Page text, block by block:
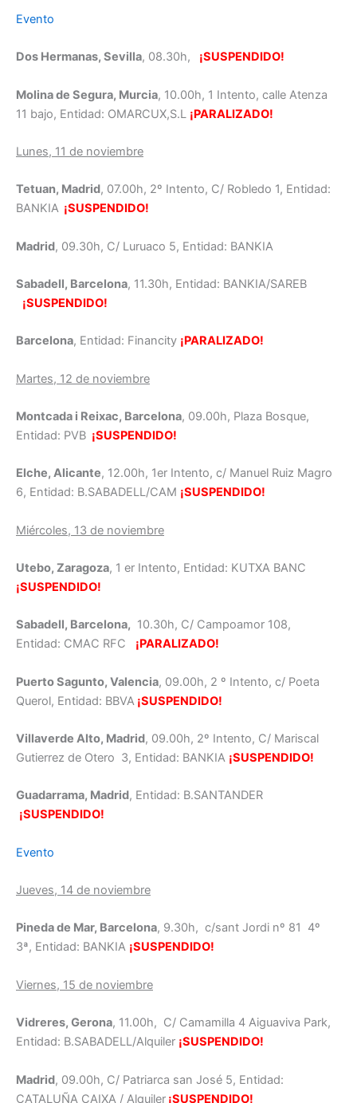
Evento
Dos Hermanas, Sevilla, 08.30h, ¡SUSPENDIDO!
Molina de Segura, Murcia, 10.00h, 1 Intento, calle Atenza
11 bajo, Entidad: OMARCUX,S.L ¡PARALIZADO!
Lunes, 11 de noviembre
Tetuan, Madrid, 07.00h, 2º Intento, C/ Robledo 1, Entidad:
BANKIA ¡SUSPENDIDO!
Madrid, 09.30h, C/ Luruaco 5, Entidad: BANKIA
Sabadell, Barcelona, 11.30h, Entidad: BANKIA/SAREB
¡SUSPENDIDO!
Barcelona, Entidad: Financity ¡PARALIZADO!
Martes, 12 de noviembre
Montcada i Reixac, Barcelona, 09.00h, Plaza Bosque,
Entidad: PVB ¡SUSPENDIDO!
Elche, Alicante, 12.00h, 1er Intento, c/ Manuel Ruiz Magro
6, Entidad: B.SABADELL/CAM ¡SUSPENDIDO!
Miércoles, 13 de noviembre
Utebo, Zaragoza, 1 er Intento, Entidad: KUTXA BANC
¡SUSPENDIDO!
Sabadell, Barcelona, 10.30h, C/ Campoamor 108,
Entidad: CMAC RFC ¡PARALIZADO!
Puerto Sagunto, Valencia, 09.00h, 2 º Intento, c/ Poeta
Querol, Entidad: BBVA ¡SUSPENDIDO!
Villaverde Alto, Madrid, 09.00h, 2º Intento, C/ Mariscal
Gutierrez de Otero 3, Entidad: BANKIA ¡SUSPENDIDO!
Guadarrama, Madrid, Entidad: B.SANTANDER
¡SUSPENDIDO!
Evento
Jueves, 14 de noviembre
Pineda de Mar, Barcelona, 9.30h, c/sant Jordi nº 81 4º
3ª, Entidad: BANKIA ¡SUSPENDIDO!
Viernes, 15 de noviembre
Vidreres, Gerona, 11.00h, C/ Camamilla 4 Aiguaviva Park,
Entidad: B.SABADELL/Alquiler ¡SUSPENDIDO!
Madrid, 09.00h, C/ Patriarca san José 5, Entidad:
CATALUÑA CAIXA / Alquiler ¡SUSPENDIDO!